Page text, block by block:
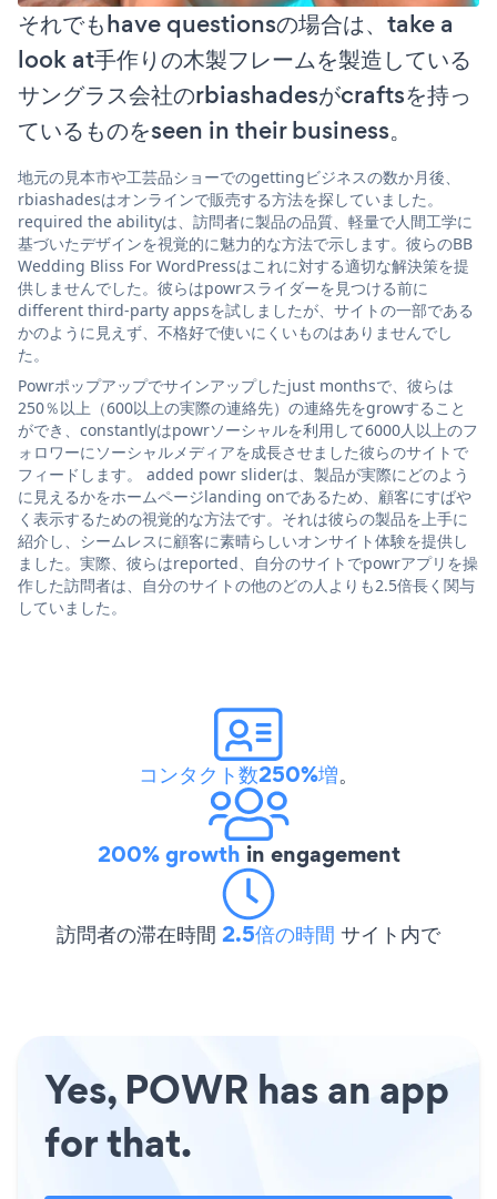
それでもhave questionsの場合は、take a
look at手作りの木製フレームを製造している
サングラス会社のrbiashadesがcraftsを持っ
ているものをseen in their business。
地元の見本市や工芸品ショーでのgettingビジネスの数か月後、
rbiashadesはオンラインで販売する方法を探していました。
required the abilityは、訪問者に製品の品質、軽量で人間工学に
基づいたデザインを視覚的に魅力的な方法で示します。彼らのBB
Wedding Bliss For WordPressはこれに対する適切な解決策を提
供しませんでした。彼らはpowrスライダーを見つける前に
different third-party appsを試しましたが、サイトの一部である
かのように見えず、不格好で使いにくいものはありませんでし
た。
Powrポップアップでサインアップしたjust monthsで、彼らは
250％以上（600以上の実際の連絡先）の連絡先をgrowすること
ができ、constantlyはpowrソーシャルを利用して6000人以上のフ
ォロワーにソーシャルメディアを成長させました彼らのサイトで
フィードします。 added powr sliderは、製品が実際にどのよう
に見えるかをホームページlanding onであるため、顧客にすばや
く表示するための視覚的な方法です。それは彼らの製品を上手に
紹介し、シームレスに顧客に素晴らしいオンサイト体験を提供し
ました。実際、彼らはreported、自分のサイトでpowrアプリを操
作した訪問者は、自分のサイトの他のどの人よりも2.5倍長く関与
していました。
コンタクト数250%増。
200% growth in engagement
訪問者の滞在時間 2.5倍の時間 サイト内で
Yes, POWR has an app
for that.